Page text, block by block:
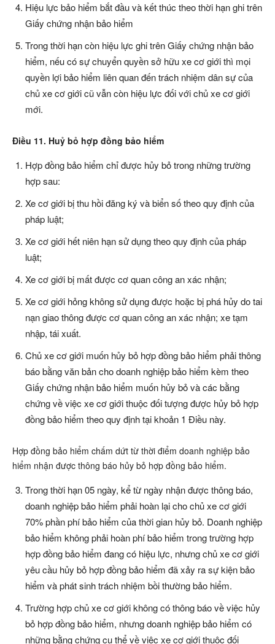
Hiệu lực bảo hiểm bắt đầu và kết thúc theo thời hạn ghi trên
Giấy chứng nhận bảo hiểm
Trong thời hạn còn hiệu lực ghi trên Giấy chứng nhận bảo
hiểm, nếu có sự chuyển quyền sở hữu xe cơ giới thì mọi
quyền lợi bảo hiểm liên quan đến trách nhiệm dân sự của
chủ xe cơ giới cũ vẫn còn hiệu lực đối với chủ xe cơ giới
mới.
Điều 11. Huỷ bỏ hợp đồng bảo hiểm
Hợp đồng bảo hiểm chỉ được hủy bỏ trong những trường
hợp sau:
Xe cơ giới bị thu hồi đăng ký và biển số theo quy định của
pháp luật;
Xe cơ giới hết niên hạn sử dụng theo quy định của pháp
luật;
Xe cơ giới bị mất được cơ quan công an xác nhận;
Xe cơ giới hỏng không sử dụng được hoặc bị phá hủy do tai
nạn giao thông được cơ quan công an xác nhận; xe tạm
nhập, tái xuất.
Chủ xe cơ giới muốn hủy bỏ hợp đồng bảo hiểm phải thông
báo bằng văn bản cho doanh nghiệp bảo hiểm kèm theo
Giấy chứng nhận bảo hiểm muốn hủy bỏ và các bằng
chứng về việc xe cơ giới thuộc đối tượng được hủy bỏ hợp
đồng bảo hiểm theo quy định tại khoản 1 Điều này.
Hợp đồng bảo hiểm chấm dứt từ thời điểm doanh nghiệp bảo
hiểm nhận được thông báo hủy bỏ hợp đồng bảo hiểm.
Trong thời hạn 05 ngày, kể từ ngày nhận được thông báo,
doanh nghiệp bảo hiểm phải hoàn lại cho chủ xe cơ giới
70% phần phí bảo hiểm của thời gian hủy bỏ. Doanh nghiệp
bảo hiểm không phải hoàn phí bảo hiểm trong trường hợp
hợp đồng bảo hiểm đang có hiệu lực, nhưng chủ xe cơ giới
yêu cầu hủy bỏ hợp đồng bảo hiểm đã xảy ra sự kiện bảo
hiểm và phát sinh trách nhiệm bồi thường bảo hiểm.
Trường hợp chủ xe cơ giới không có thông báo về việc hủy
bỏ hợp đồng bảo hiểm, nhưng doanh nghiệp bảo hiểm có
những bằng chứng cụ thể về việc xe cơ giới thuộc đối